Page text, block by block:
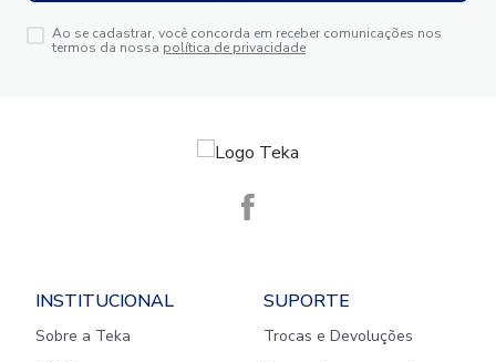
Ao se cadastrar, você concorda em receber comunicações nos
termos da nossa política de privacidade
INSTITUCIONAL
Sobre a Teka
SUPORTE
Trocas e Devoluções